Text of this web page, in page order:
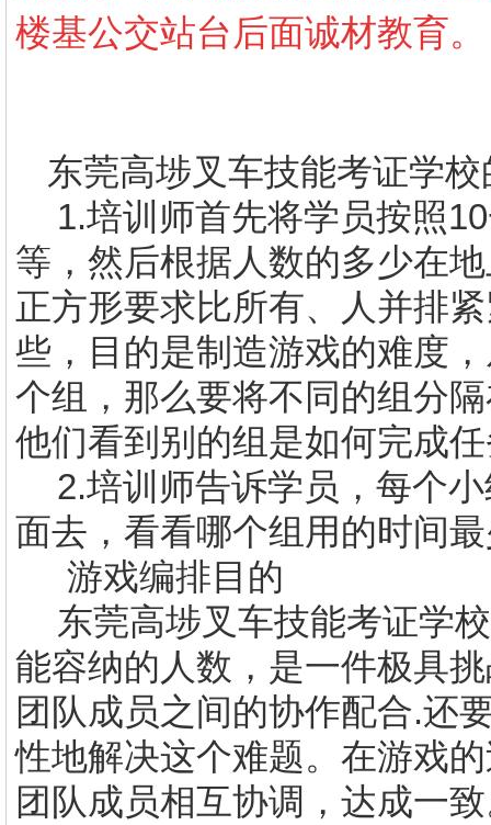
楼基公交站台后面诚材教育。
东莞高埗叉车技能考证学校
1.培训师首先将学员按照10
等，然后根据人数的多少在
正方形要求比所有、人并排
些，目的是制造游戏的难度
个组，那么要将不同的组分
他们看到别的组是如何完成
2.培训师告诉学员，每个
面去，看看哪个组用的时间
游戏编排目的
东莞高埗叉车技能考证学校
能容纳的人数，是一件极具
团队成员之间的协作配合.还
性地解决这个难题。在游戏
团队成员相互协调，达成一